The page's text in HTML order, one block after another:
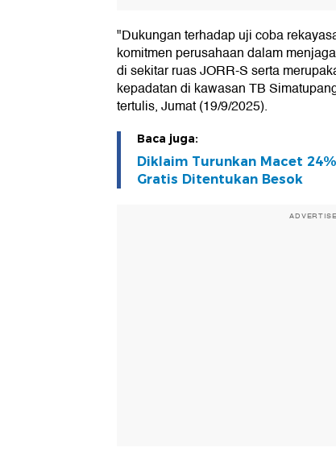
"Dukungan terhadap uji coba
komitmen perusahaan dalam
di sekitar ruas JORR-S serta
kepadatan di kawasan TB
tertulis, Jumat (19/9/2025).
Baca juga:
Diklaim Turunkan Macet
Gratis Ditentukan Besok